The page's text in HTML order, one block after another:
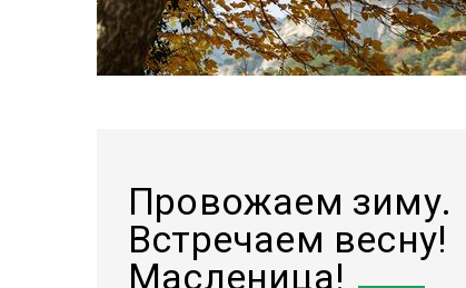
Провожаем зиму.
Встречаем весну!
Масленица!